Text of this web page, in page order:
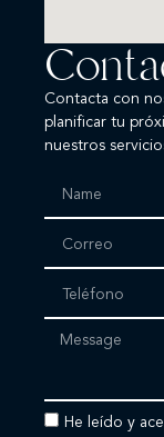
Contacta con
planificar tu
nuestros
He leído y